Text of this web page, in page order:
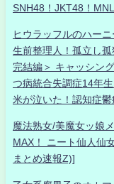
SNH48！JKT48！
ヒウラッフルのハー
生前整理人！孤立し
完結編＞ キャッシン
つ病統合失調症14年
米が泣いた！認知症
魔法熟女/美魔女ッ娘
MAX！ ニート仙人仙
まとめ速報Z)]